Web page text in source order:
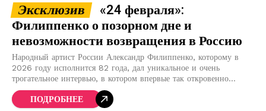
Эксклюзив
«24 февраля»:
Филиппенко о позорном дне и
невозможности возвращения в Россию
Народный артист России Александр Филиппенко, которому в
2026 году исполнится 82 года, дал уникальное и очень
трогательное интервью, в котором впервые так откровенно
рассказал о своих взглядах на войну и
ПОДРОБНЕЕ